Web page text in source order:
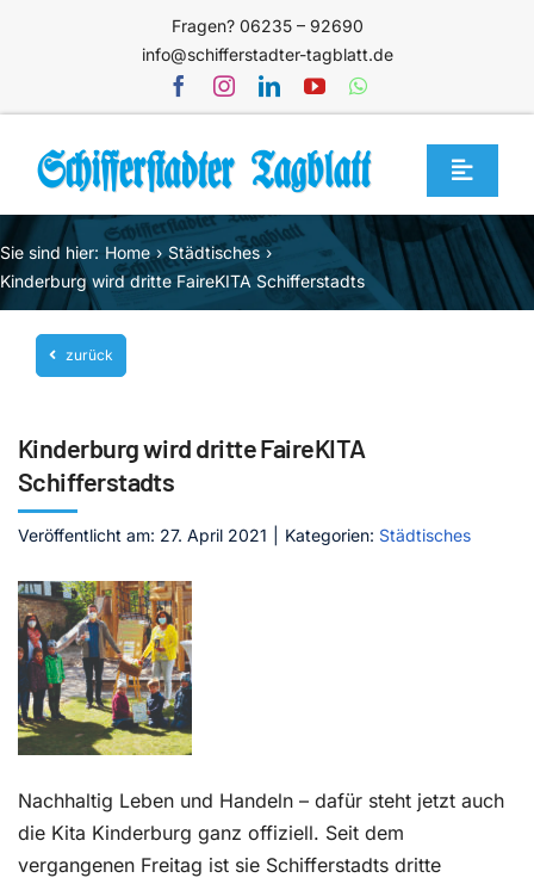
Fragen? 06235 – 92690
info@schifferstadter-tagblatt.de
Toggle
Home
Themen
Blog
Unternehmen
Mediathek
Jetzt abonnieren
Sie sind hier: Home
Städtisches
Kinderburg wird dritte FaireKITA Schifferstadts
zurück
Kinderburg wird dritte FaireKITA
Schifferstadts
Veröffentlicht am: 27. April 2021 Kategorien: Städtisches
Nachhaltig Leben und Handeln – dafür steht jetzt auch
die Kita Kinderburg ganz offiziell. Seit dem
vergangenen Freitag ist sie Schifferstadts dritte